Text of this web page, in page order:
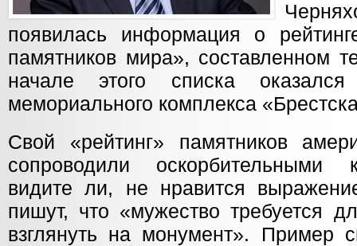
появилась информация о
памятников мира», составленном
начале этого списка
мемориального комплекса
Свой «рейтинг» памятников
сопроводили оскорбительными
видите ли, не нравится
пишут, что «мужество требуется
взглянуть на монумент». Пример